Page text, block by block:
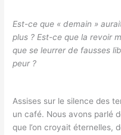
Est-ce que « demain »
plus ? Est-ce que la revoir
que se leurrer de fausses
peur ?
Assises sur le silence des
un café. Nous avons parlé
que l’on croyait éternelles,